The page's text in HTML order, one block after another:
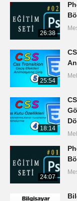
26:38
25:54
18:14
24:07